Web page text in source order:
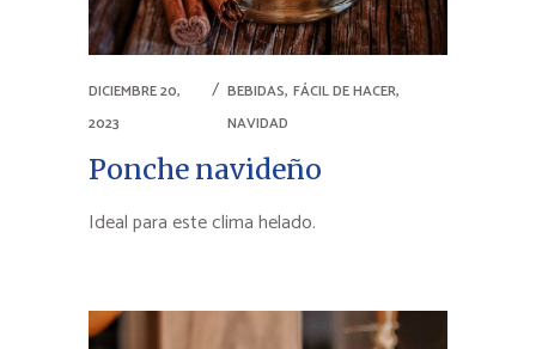
DICIEMBRE 20,
2023
BEBIDAS,FÁCIL DE HACER,
NAVIDAD
Ponche navideño
Ideal para este clima helado.